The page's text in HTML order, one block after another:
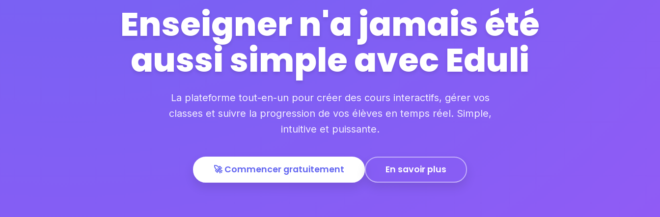
Enseigner n'a jamais été
aussi simple avec Eduli
La plateforme tout-en-un pour créer des cours interactifs, gérer vos
classes et suivre la progression de vos élèves en temps réel. Simple,
intuitive et puissante.
🚀 Commencer gratuitement En savoir plus